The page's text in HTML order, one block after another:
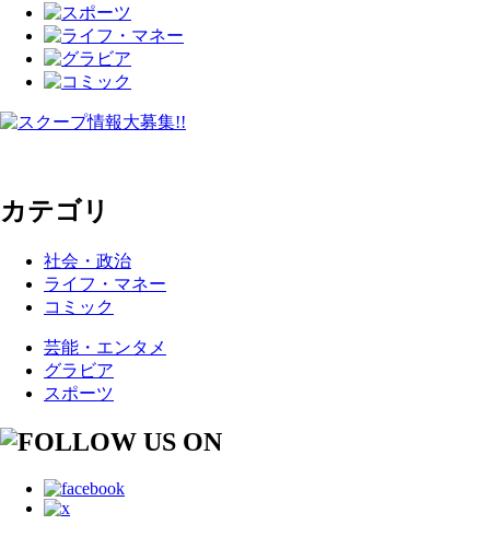
カテゴリ
社会・政治
ライフ・マネー
コミック
芸能・エンタメ
グラビア
スポーツ